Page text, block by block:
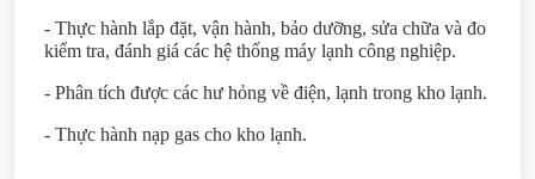
- Thực hành lắp đặt, vận hành, bảo dưỡng, sửa chữa và đo
kiểm tra, đánh giá các hệ thống máy lạnh công nghiệp.
- Phân tích được các hư hỏng về điện, lạnh trong kho lạnh.
- Thực hành nạp gas cho kho lạnh.